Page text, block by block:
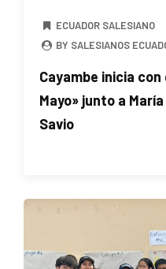
ECUADOR SALESIANO
BY SALESIANOS
Cayambe inicia
Mayo» junto a
Savio